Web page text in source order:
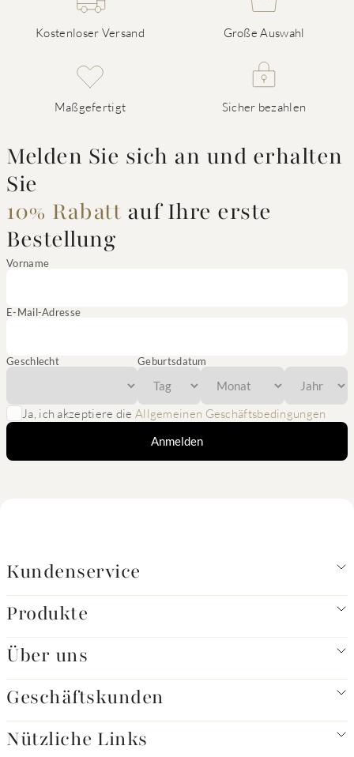
Kostenloser Versand Große Auswahl
Maßgefertigt Sicher bezahlen
Melden Sie sich an und erhalten
Sie
10% Rabatt auf Ihre erste
Bestellung
Vorname
E-Mail-Adresse
Geschlecht Geburtsdatum
Ja, ich akzeptiere die Allgemeinen Geschäftsbedingungen
Anmelden
Kundenservice
Produkte
Über uns
Geschäftskunden
Nützliche Links